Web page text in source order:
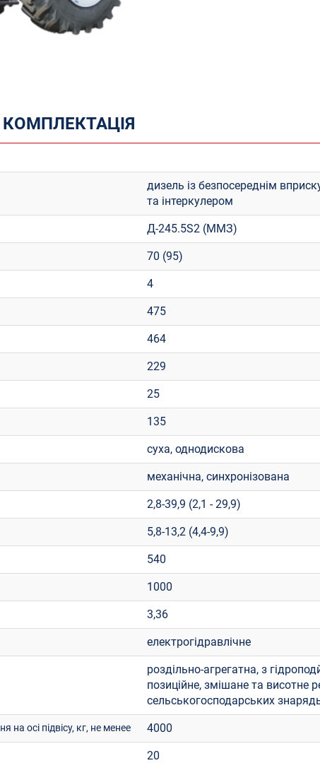
КОМПЛЕКТАЦІЯ
дизель із безпосереднім
та інтеркулером
Д-245.5S2 (ММЗ)
70 (95)
4
475
464
229
25
135
суха, однодискова
механічна, синхронізована
2,8-39,9 (2,1 - 29,9)
5,8-13,2 (4,4-9,9)
540
1000
3,36
електрогідравлічне
роздільно-агрегатна, з
позиційне, змішане та висотне
сельськогосподарських
на осі підвісу, кг, не менее 4000
20